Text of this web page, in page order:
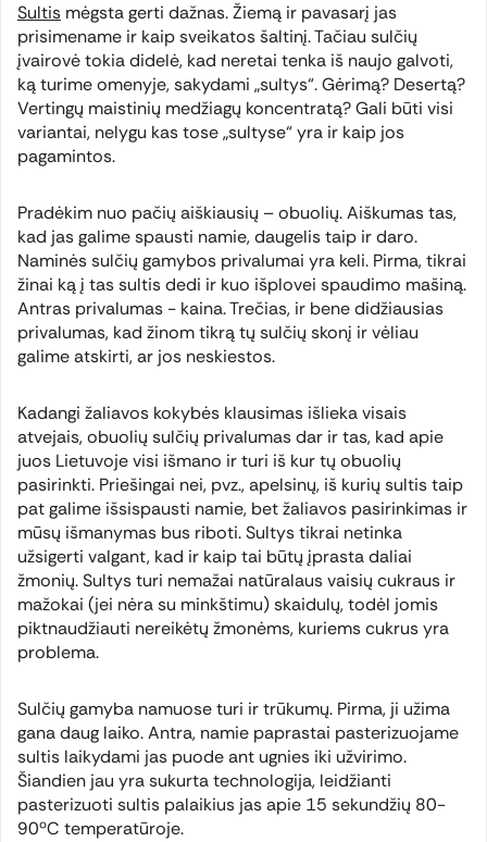
Sultis mėgsta gerti dažnas. Žiemą ir pavasarį jas
prisimename ir kaip sveikatos šaltinį. Tačiau sulčių
įvairovė tokia didelė, kad neretai tenka iš naujo galvoti,
ką turime omenyje, sakydami „sultys“. Gėrimą? Desertą?
Vertingų maistinių medžiagų koncentratą? Gali būti visi
variantai, nelygu kas tose „sultyse“ yra ir kaip jos
pagamintos.
Pradėkim nuo pačių aiškiausių – obuolių. Aiškumas tas,
kad jas galime spausti namie, daugelis taip ir daro.
Naminės sulčių gamybos privalumai yra keli. Pirma, tikrai
žinai ką į tas sultis dedi ir kuo išplovei spaudimo mašiną.
Antras privalumas - kaina. Trečias, ir bene didžiausias
privalumas, kad žinom tikrą tų sulčių skonį ir vėliau
galime atskirti, ar jos neskiestos.
Kadangi žaliavos kokybės klausimas išlieka visais
atvejais, obuolių sulčių privalumas dar ir tas, kad apie
juos Lietuvoje visi išmano ir turi iš kur tų obuolių
pasirinkti. Priešingai nei, pvz., apelsinų, iš kurių sultis taip
pat galime išsispausti namie, bet žaliavos pasirinkimas ir
mūsų išmanymas bus riboti. Sultys tikrai netinka
užsigerti valgant, kad ir kaip tai būtų įprasta daliai
žmonių. Sultys turi nemažai natūralaus vaisių cukraus ir
mažokai (jei nėra su minkštimu) skaidulų, todėl jomis
piktnaudžiauti nereikėtų žmonėms, kuriems cukrus yra
problema.
Sulčių gamyba namuose turi ir trūkumų. Pirma, ji užima
gana daug laiko. Antra, namie paprastai pasterizuojame
sultis laikydami jas puode ant ugnies iki užvirimo.
Šiandien jau yra sukurta technologija, leidžianti
pasterizuoti sultis palaikius jas apie 15 sekundžių 80-
90ºC temperatūroje.